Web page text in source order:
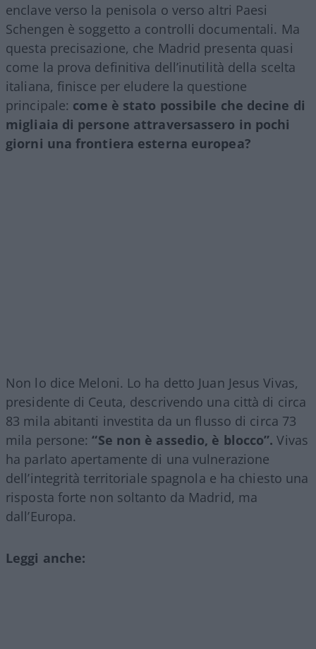
enclave verso la penisola o verso altri Paesi
Schengen è soggetto a controlli documentali. Ma
questa precisazione, che Madrid presenta quasi
come la prova definitiva dell’inutilità della scelta
italiana, finisce per eludere la questione
principale: come è stato possibile che decine di
migliaia di persone attraversassero in pochi
giorni una frontiera esterna europea?
Non lo dice Meloni. Lo ha detto Juan Jesus Vivas,
presidente di Ceuta, descrivendo una città di circa
83 mila abitanti investita da un flusso di circa 73
mila persone: “Se non è assedio, è blocco”. Vivas
ha parlato apertamente di una vulnerazione
dell’integrità territoriale spagnola e ha chiesto una
risposta forte non soltanto da Madrid, ma
dall’Europa.
Leggi anche: